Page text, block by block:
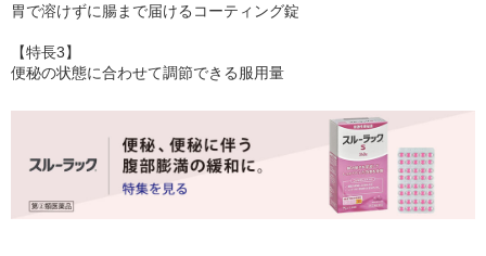
胃で溶けずに腸まで届けるコーティング錠
【特長3】
便秘の状態に合わせて調節できる服用量